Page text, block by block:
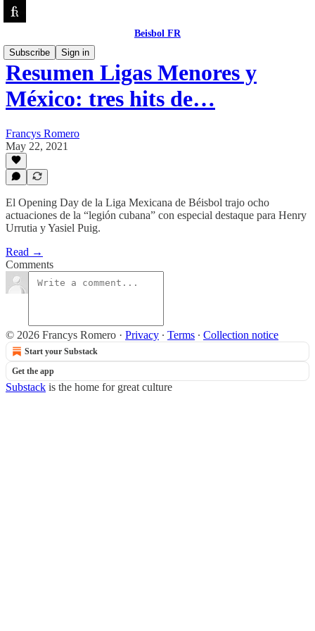
Beisbol FR
Subscribe
Sign in
Resumen Ligas Menores y
México: tres hits de…
Francys Romero
May 22, 2021
El Opening Day de la Liga Mexicana de Béisbol trajo ocho
actuaciones de la “legión cubana” con especial destaque para Henry
Urrutia y Yasiel Puig.
Read →
Comments
© 2026 Francys Romero · Privacy ∙ Terms ∙ Collection notice
Start your Substack
Get the app
Substack is the home for great culture